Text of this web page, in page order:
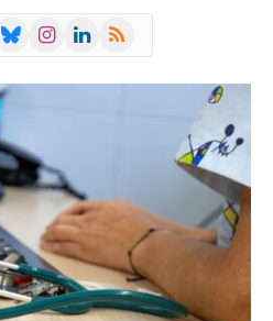
BlueskyInstagramLinkedIn
RSS